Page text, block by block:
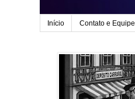
Início Contato e Equipe